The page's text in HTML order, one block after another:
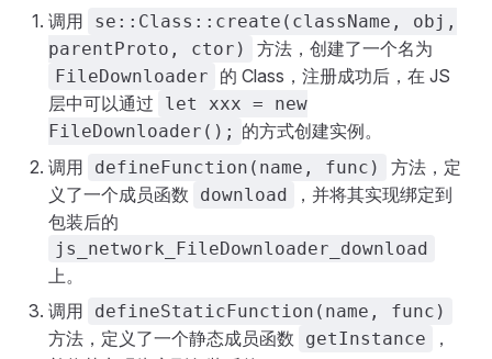
调用
se::Class::create(className, obj,
parentProto, ctor)
方法，创建了一个名为
FileDownloader
的 Class，注册成功后，在 JS
层中可以通过
let xxx = new
FileDownloader(); 的方式创建实例。
调用
defineFunction(name, func)
方法，定
义了一个成员函数
download
，并将其实现绑定到
包装后的
js_network_FileDownloader_download
上。
调用
defineStaticFunction(name, func)
方法，定义了一个静态成员函数 getInstance
，